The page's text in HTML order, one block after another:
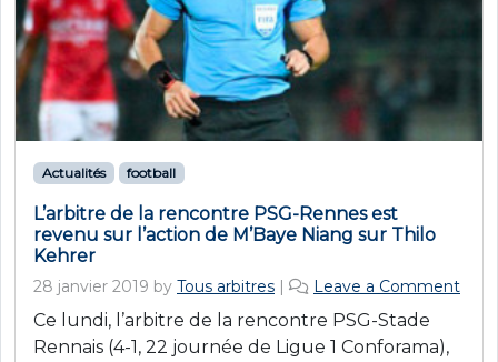
Actualités football
L’arbitre de la rencontre PSG-Rennes est
revenu sur l’action de M’Baye Niang sur Thilo
Kehrer
28 janvier 2019 by Tous arbitres | Leave a Comment
Ce lundi, l’arbitre de la rencontre PSG-Stade
Rennais (4-1, 22 journée de Ligue 1 Conforama),